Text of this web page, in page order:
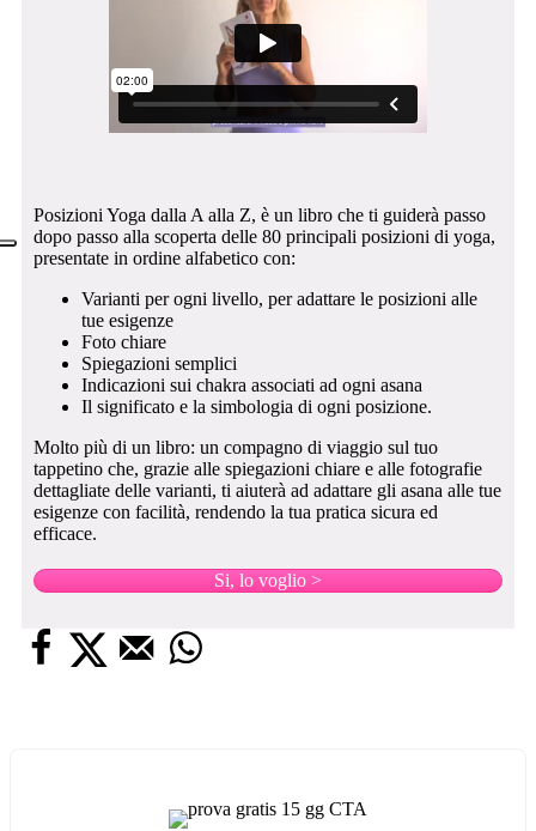
Posizioni Yoga dalla A alla Z, è un libro che ti guiderà passo
dopo passo alla scoperta delle 80 principali posizioni di yoga,
presentate in ordine alfabetico con:
Varianti per ogni livello, per adattare le posizioni alle
tue esigenze
Foto chiare
Spiegazioni semplici
Indicazioni sui chakra associati ad ogni asana
Il significato e la simbologia di ogni posizione.
Molto più di un libro: un compagno di viaggio sul tuo
tappetino che, grazie alle spiegazioni chiare e alle fotografie
dettagliate delle varianti, ti aiuterà ad adattare gli asana alle tue
esigenze con facilità, rendendo la tua pratica sicura ed
efficace.
Si, lo voglio >